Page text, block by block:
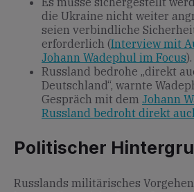
die Ukraine nicht weiter
seien verbindliche
erforderlich (Interview mit
Johann Wadephul im Focus).
Russland bedrohe „direkt
Deutschland“, warnte
Gespräch mit dem Johann
Russland bedroht direkt
Politischer
Russlands militärisches